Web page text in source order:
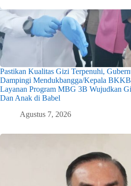
Pastikan Kualitas Gizi Terpenuhi,
Dampingi Mendukbangga/Kepala
Layanan Program MBG 3B Wujudkan
Dan Anak di Babel
Agustus 7, 2026